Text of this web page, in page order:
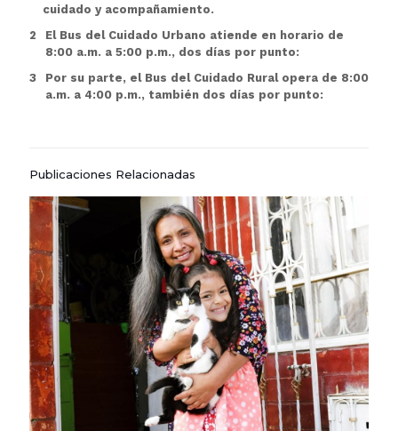
cuidado y acompañamiento.
El Bus del Cuidado Urbano atiende en horario de
8:00 a.m. a 5:00 p.m., dos días por punto:
Por su parte, el Bus del Cuidado Rural opera de 8:00
a.m. a 4:00 p.m., también dos días por punto:
Publicaciones Relacionadas